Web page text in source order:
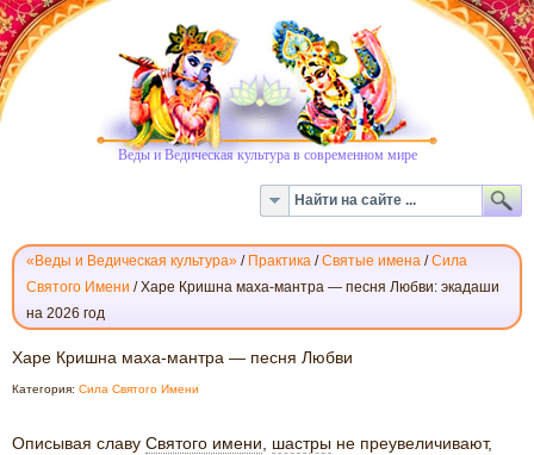
Веды и Ведическая культура в современном мире
«Веды и Ведическая культура» / Практика /Святые имена /Сила
Святого Имени /Харе Кришна маха-мантра — песня Любви: экадаши
на 2026 год
ХАРЕ
КРИШНА
Харе Кришна маха-мантра — песня Любви
Категория: Сила Святого Имени
Описывая славу Святого имени шастры не преувеличивают,